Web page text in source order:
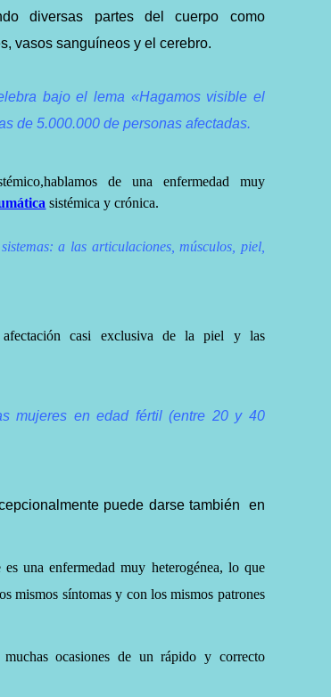
diversas partes del cuerpo como
vasos sanguíneos y el cerebro.
bajo el lema «Hagamos visible el
de 5.000.000 de personas afectadas.
de una enfermedad muy
sistémica y crónica.
a las articulaciones, músculos, piel,
casi exclusiva de la piel y las
mujeres en edad fértil (entre 20 y 40
puede darsetambién en
una enfermedad muy heterogénea, lo que
mismos síntomas y con los mismos patrones
muchas ocasiones de un rápido y correcto